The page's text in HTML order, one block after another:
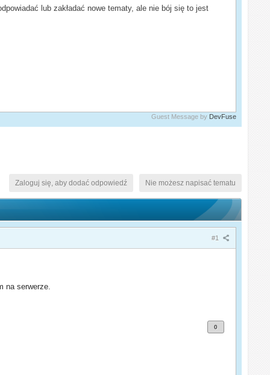
lub zakładać nowe tematy, ale nie bój się to jest
Guest Message by DevFuse
Nie możesz napisać tematu
Zaloguj się, aby dodać odpowiedź
#1
na serwerze.
0